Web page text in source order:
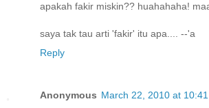
apakah fakir miskin?? huahahaha!
saya tak tau arti 'fakir' itu apa.... --'a
Reply
Anonymous March 22, 2010 at 10:41